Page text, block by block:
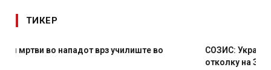
ТИКЕР
СОЗИС: Украинците повеќе им веруваат на генералите